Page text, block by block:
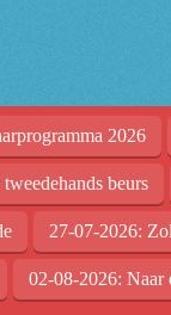
2026
beurs
27-07-2026:
02-08-2026: Naar